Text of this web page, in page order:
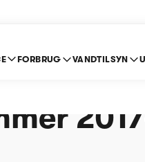
FORBRUG VANDTILSYN